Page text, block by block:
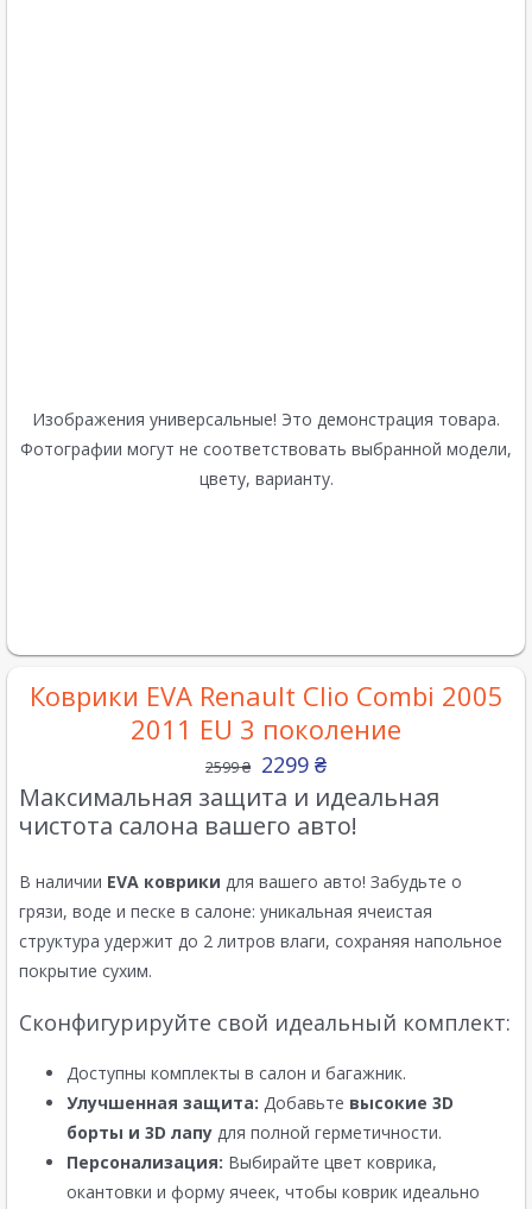
Изображения универсальные! Это демонстрация товара.
Фотографии могут не соответствовать выбранной модели,
цвету, варианту.
Коврики EVA Renault Clio Combi 2005
2011 EU 3 поколение
2599₴ 2299 ₴
Максимальная защита и идеальная
чистота салона вашего авто!
В наличии EVA коврики для вашего авто! Забудьте о
грязи, воде и песке в салоне: уникальная ячеистая
структура удержит до 2 литров влаги, сохраняя напольное
покрытие сухим.
Сконфигурируйте свой идеальный комплект:
Доступны комплекты в салон и багажник.
Улучшенная защита: Добавьте высокие 3D
борты и 3D лапу для полной герметичности.
Персонализация: Выбирайте цвет коврика,
окантовки и форму ячеек, чтобы коврик идеально